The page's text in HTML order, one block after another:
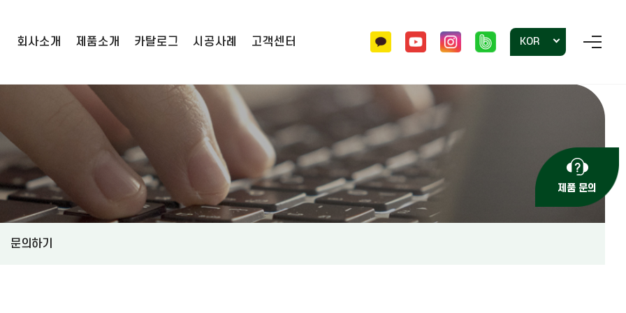
회사소개
연혁 인증현황 오시는길
제품소개
육묘포트 관수자재 멀티박스 수확상자 사각포트 묘목
카탈로그
카탈로그
시공사례
시공사례
고객센터
자주 묻는 질문
KOR
문의하기
제품 문의